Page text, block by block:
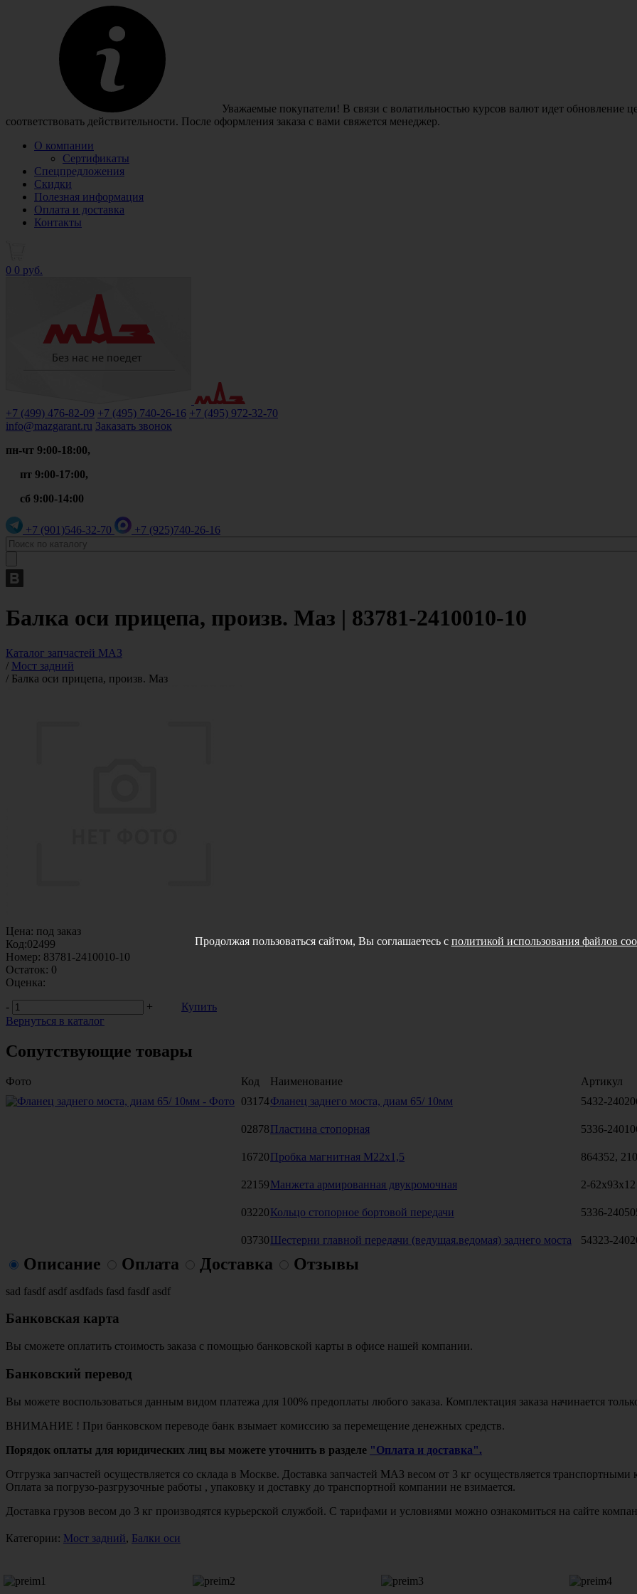
Уважаемые покупатели! В связи с волатильностью курсов валют идет обновление
соответствовать действительности. После оформления заказа с вами свяжется менеджер.
О компании
Сертификаты
Спецпредложения
Скидки
Полезная информация
Оплата и доставка
Контакты
0 0 руб.
+7 (499) 476-82-09 +7 (495) 740-26-16 +7 (495) 972-32-70
info@mazgarant.ru Заказать звонок
пн-чт 9:00-18:00,
пт 9:00-17:00,
сб 9:00-14:00
+7 (901)546-32-70 +7 (925)740-26-16
Балка оси прицепа, произв. Маз | 83781-2410010-10
Каталог запчастей МАЗ
/ Мост задний
/ Балка оси прицепа, произв. Маз
Цена: под заказ
Код:02499
Номер: 83781-2410010-10
Остаток: 0
Оценка:
-
+
Купить
Вернуться в каталог
Сопутствующие товары
Фото Код Наименование Артикул
03174Фланец заднего моста, диам 65/ 10мм 5432-
02878Пластина стопорная 5336-
16720Пробка магнитная М22х1,5 864352,
22159Манжета армированная двукромочная 2-62x93x12
03220Кольцо стопорное бортовой передачи 5336-
03730Шестерни главной передачи (ведущая.ведомая) заднего моста 54323-
Описание Оплата Доставка Отзывы
sad fasdf asdf asdfads fasd fasdf asdf
Банковская карта
Вы сможете оплатить стоимость заказа с помощью банковской карты в офисе нашей компании.
Банковский перевод
Вы можете воспользоваться данным видом платежа для 100% предоплаты любого заказа. Комплектация заказа начинается
ВНИМАНИЕ ! При банковском переводе банк взымает комиссию за перемещение денежных средств.
Порядок оплаты для юридических лиц вы можете уточнить в разделе "Оплата и доставка".
Отгрузка запчастей осуществляется со склада в Москве. Доставка запчастей МАЗ весом от 3 кг осуществляется
Оплата за погрузо-разгрузочные работы , упаковку и доставку до транспортной компании не взимается.
Доставка грузов весом до 3 кг производятся курьерской службой. С тарифами и условиями можно ознакомиться на сайте
Категории: Мост задний, Балки оси
Продолжая пользоваться сайтом, Вы соглашаетесь с политикой использования файлов